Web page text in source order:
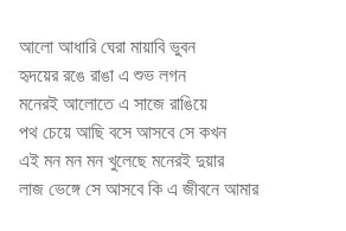
আলো আধারি ঘেরা মায়াবি ভুবন
হৃদয়ের রঙে রাঙা এ শুভ লগন
মনেরই আলোতে এ সাজে রাঙিয়ে
পথ চেয়ে আছি বসে আসবে সে কখন
এই মন মন মন খুলেছে মনেরই দুয়ার
লাজ ভেঙ্গে সে আসবে কি এ জীবনে আমার